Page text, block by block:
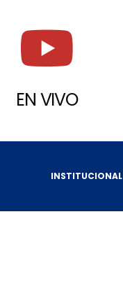
EN VIVO
INSTITUCIONAL